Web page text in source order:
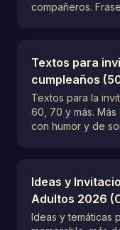
compañeros.
Textos para
cumpleaños
Textos para la
60, 70 y más. Más
con humor y de
Ideas y
Adultos 2026
Ideas y temáticas